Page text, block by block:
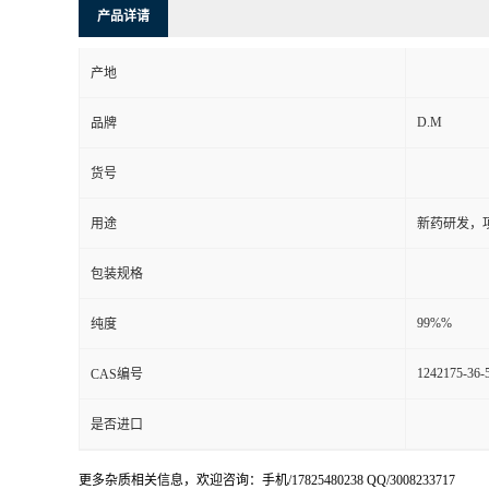
产品详请
产地
品牌 D.M
货号
用途 新药研发，
包装规格
纯度 99%%
CAS编号 1242175-36-
是否进口
更多杂质相关信息，欢迎咨询：手机/17825480238 QQ/3008233717